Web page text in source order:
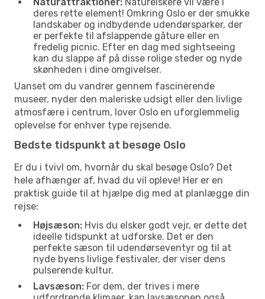
deres rette element! Omkring Oslo er der smukke
landskaber og indbydende udendørsparker, der
er perfekte til afslappende gåture eller en
fredelig picnic. Efter en dag med sightseeing
kan du slappe af på disse rolige steder og nyde
skønheden i dine omgivelser.
Uanset om du vandrer gennem fascinerende
museer, nyder den maleriske udsigt eller den livlige
atmosfære i centrum, lover Oslo en uforglemmelig
oplevelse for enhver type rejsende.
Bedste tidspunkt at besøge Oslo
Er du i tvivl om, hvornår du skal besøge Oslo? Det
hele afhænger af, hvad du vil opleve! Her er en
praktisk guide til at hjælpe dig med at planlægge din
rejse:
Højsæson: Hvis du elsker godt vejr, er dette det
ideelle tidspunkt at udforske. Det er den
perfekte sæson til udendørseventyr og til at
nyde byens livlige festivaler, der viser dens
pulserende kultur.
Lavsæson: For dem, der trives i mere